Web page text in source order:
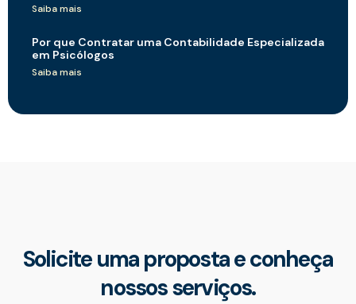
Saiba mais
Por que Contratar uma Contabilidade Especializada
em Psicólogos
Saiba mais
Solicite uma proposta e conheça
nossos serviços.